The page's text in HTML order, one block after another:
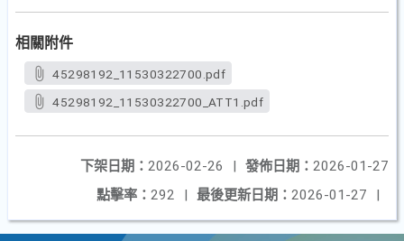
相關附件
45298192_11530322700.pdf
45298192_11530322700_ATT1.pdf
發佈日期： 2026-01-27
下架日期： 2026-02-26
|
最後更新日期： 2026-01-27 |
點擊率： 292 |